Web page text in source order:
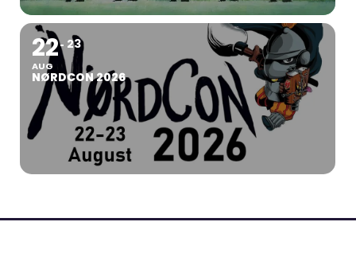
22
AUG
23
NØRDCON 2026